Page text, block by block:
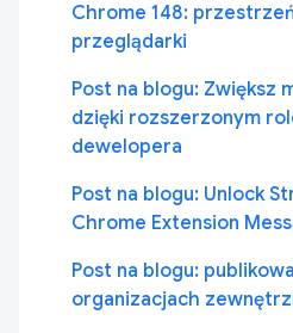
Chrome 148:
przeglądarki
Post na blogu: Zwiększ
dzięki rozszerzonym
dewelopera
Post na blogu: Unlock
Chrome Extension
Post na blogu:
organizacjach